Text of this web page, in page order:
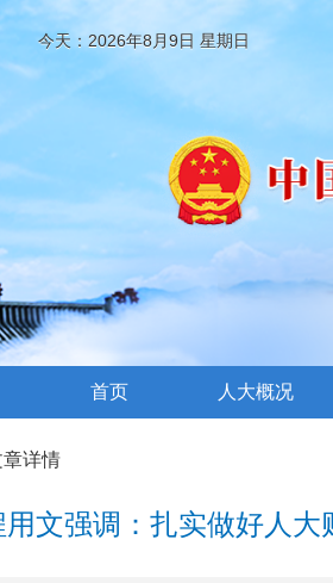
今天：2026年8月9日 星期日
首页 人大概况
章详情
用文强调：扎实做好人大